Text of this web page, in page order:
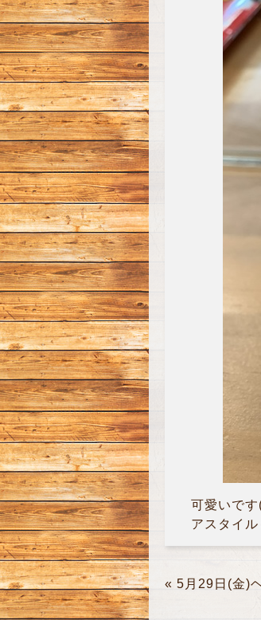
可愛いで
アスタイ
« 5月29日(金)